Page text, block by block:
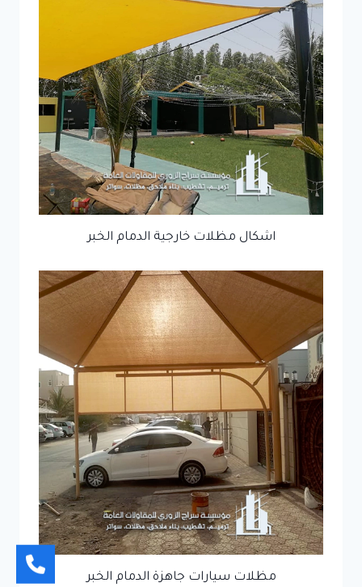
اشكال مظلات خارجية الدمام الخبر
مظلات سيارات جاهزة الدمام الخبر